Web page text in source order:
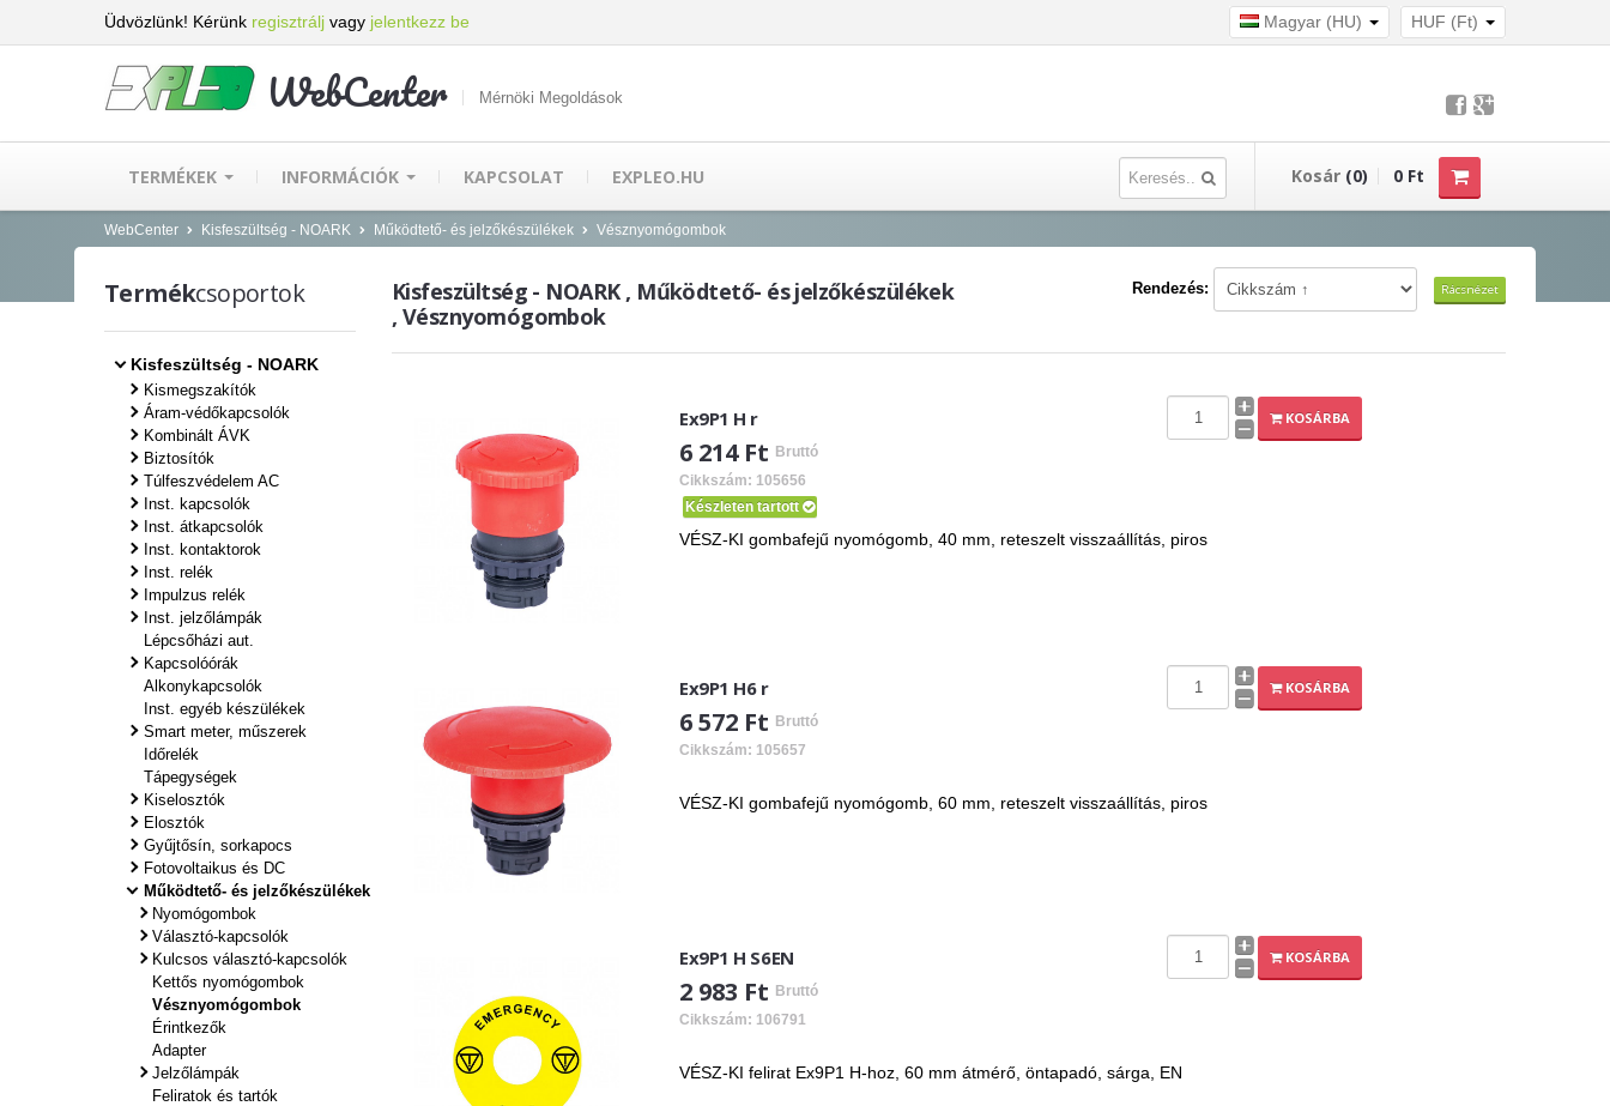
Üdvözlünk! Kérünk regisztrálj vagy jelentkezz be Magyar (HU) HUF (Ft)
WebCenter Mérnöki Megoldások
TERMÉKEK INFORMÁCIÓK KAPCSOLAT EXPLEO.HU Kosár (0) 0 Ft
WebCenter Kisfeszültség - NOARK Működtető- és jelzőkészülékek Vésznyomógombok
Termékcsoportok
Kisfeszültség - NOARK
Kismegszakítók
Áram-védőkapcsolók
Kombinált ÁVK
Biztosítók
Túlfeszvédelem AC
Inst. kapcsolók
Inst. átkapcsolók
Inst. kontaktorok
Inst. relék
Impulzus relék
Inst. jelzőlámpák
Lépcsőházi aut.
Kapcsolóórák
Alkonykapcsolók
Inst. egyéb készülékek
Smart meter, műszerek
Időrelék
Tápegységek
Kiselosztók
Elosztók
Gyűjtősín, sorkapocs
Fotovoltaikus és DC
Működtető- és jelzőkészülékek
Nyomógombok
Választó-kapcsolók
Kulcsos választó-kapcsolók
Kettős nyomógombok
Vésznyomógombok
Érintkezők
Adapter
Jelzőlámpák
Feliratok és tartók
Kisfeszültség - NOARK , Működtető- és jelzőkészülékek
, Vésznyomógombok
Rendezés: Rácsnézet
Ex9P1 H r
6 214 Ft Bruttó
Cikkszám: 105656
Készleten tartott
KOSÁRBA
VÉSZ-KI gombafejű nyomógomb, 40 mm, reteszelt visszaállítás, piros
Ex9P1 H6 r
6 572 Ft Bruttó
Cikkszám: 105657
KOSÁRBA
VÉSZ-KI gombafejű nyomógomb, 60 mm, reteszelt visszaállítás, piros
Ex9P1 H S6EN
2 983 Ft Bruttó
Cikkszám: 106791
KOSÁRBA
VÉSZ-KI felirat Ex9P1 H-hoz, 60 mm átmérő, öntapadó, sárga, EN